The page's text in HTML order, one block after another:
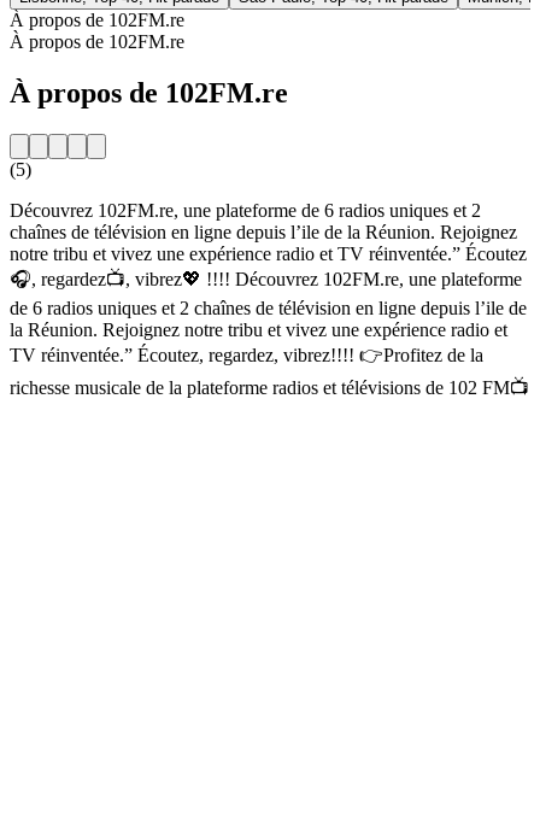
À propos de 102FM.re
À propos de 102FM.re
À propos de 102FM.re
(5)
Découvrez 102FM.re, une plateforme de 6 radios uniques et 2
chaînes de télévision en ligne depuis l’ile de la Réunion. Rejoignez
notre tribu et vivez une expérience radio et TV réinventée.” Écoutez
🎧, regardez📺, vibrez💖 !!!! Découvrez 102FM.re, une plateforme
de 6 radios uniques et 2 chaînes de télévision en ligne depuis l’ile de
la Réunion. Rejoignez notre tribu et vivez une expérience radio et
TV réinventée.” Écoutez, regardez, vibrez!!!! 👉Profitez de la
richesse musicale de la plateforme radios et télévisions de 102 FM📺